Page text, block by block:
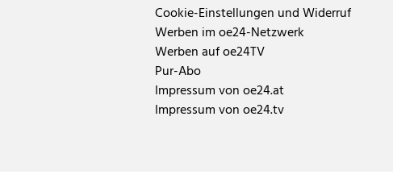
Cookie-Einstellungen und Widerruf
Werben im oe24-Netzwerk
Werben auf oe24TV
Pur-Abo
Impressum von oe24.at
Impressum von oe24.tv